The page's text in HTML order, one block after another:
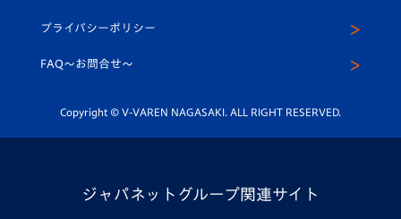
平和祈念活動
ホームタウン活動
スクール
公式LINE＠
プライバシーポリシー
FAQ〜お問合せ〜
Copyright © V-VAREN NAGASAKI. ALL RIGHT RESERVED.
ジャパネットグループ関連サイト